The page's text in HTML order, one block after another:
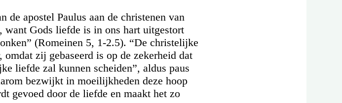
de apostel Paulus aan de christenen van
Gods liefde is in ons hart uitgestort
(Romeinen 5, 1-2.5). “De christelijke
zij gebaseerd is op de zekerheid dat
liefde zal kunnen scheiden”, aldus paus
bezwijkt in moeilijkheden deze hoop
gevoed door de liefde en maakt het zo